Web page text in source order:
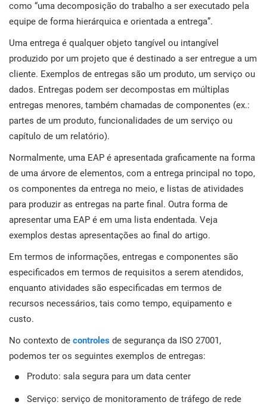
IATF 16949
AS9100
Aeroespacial
Automotiva
Laboratórios
como “uma decomposição do trabalho a ser executado pela
equipe de forma hierárquica e orientada a entrega”.
Uma entrega é qualquer objeto tangível ou intangível
produzido por um projeto que é destinado a ser entregue a um
cliente. Exemplos de entregas são um produto, um serviço ou
dados. Entregas podem ser decompostas em múltiplas
entregas menores, também chamadas de componentes (ex.:
partes de um produto, funcionalidades de um serviço ou
capítulo de um relatório).
Normalmente, uma EAP é apresentada graficamente na forma
de uma árvore de elementos, com a entrega principal no topo,
os componentes da entrega no meio, e listas de atividades
para produzir as entregas na parte final. Outra forma de
apresentar uma EAP é em uma lista endentada. Veja
exemplos destas apresentações ao final do artigo.
Em termos de informações, entregas e componentes são
especificados em termos de requisitos a serem atendidos,
enquanto atividades são especificadas em termos de
recursos necessários, tais como tempo, equipamento e
custo.
No contexto de controles de segurança da ISO 27001,
podemos ter os seguintes exemplos de entregas:
Produto: sala segura para um data center
Serviço: serviço de monitoramento de tráfego de rede